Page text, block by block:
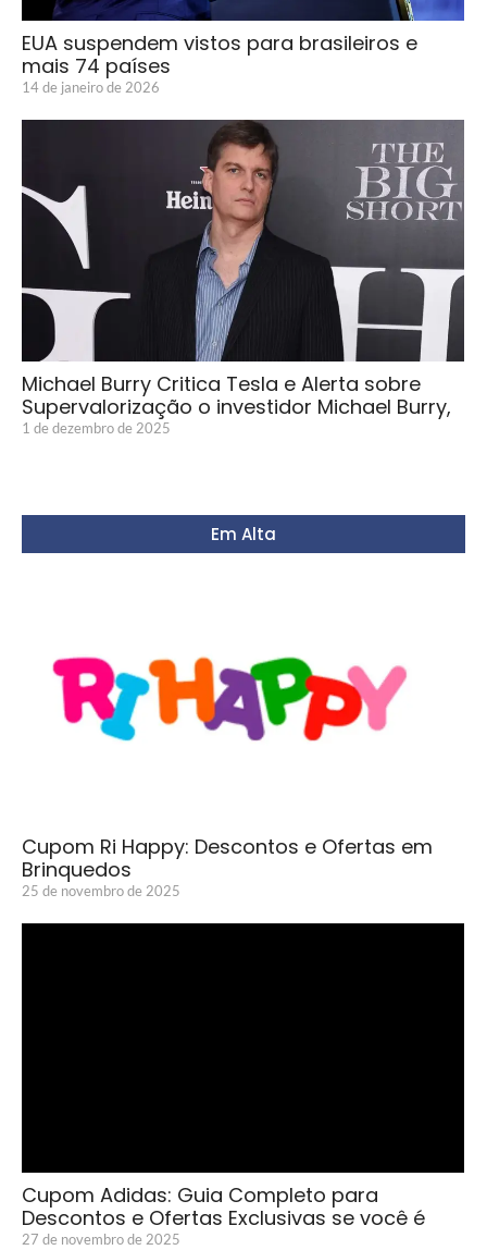
EUA suspendem vistos para brasileiros e
mais 74 países
14 de janeiro de 2026
Michael Burry Critica Tesla e Alerta sobre
Supervalorização o investidor Michael Burry,
1 de dezembro de 2025
Em Alta
Cupom Ri Happy: Descontos e Ofertas em
Brinquedos
25 de novembro de 2025
Cupom Adidas: Guia Completo para
Descontos e Ofertas Exclusivas se você é
27 de novembro de 2025